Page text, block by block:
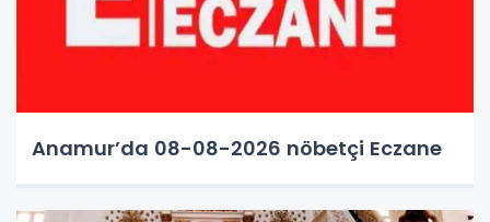
Anamur’da 08-08-2026 nöbetçi Eczane